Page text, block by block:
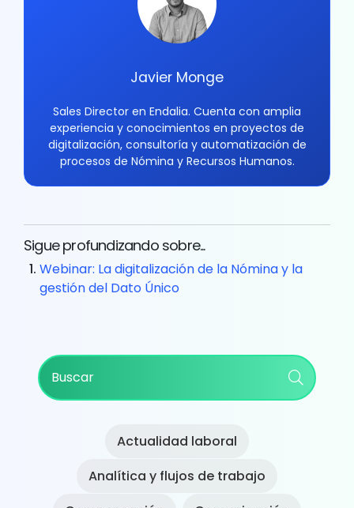
Javier Monge
Sales Director en Endalia. Cuenta con amplia
experiencia y conocimientos en proyectos de
digitalización, consultoría y automatización de
procesos de Nómina y Recursos Humanos.
Sigue profundizando sobre...
Webinar: La digitalización de la Nómina y la
gestión del Dato Único
Primary
Sidebar
Actualidad laboral
Analítica y flujos de trabajo